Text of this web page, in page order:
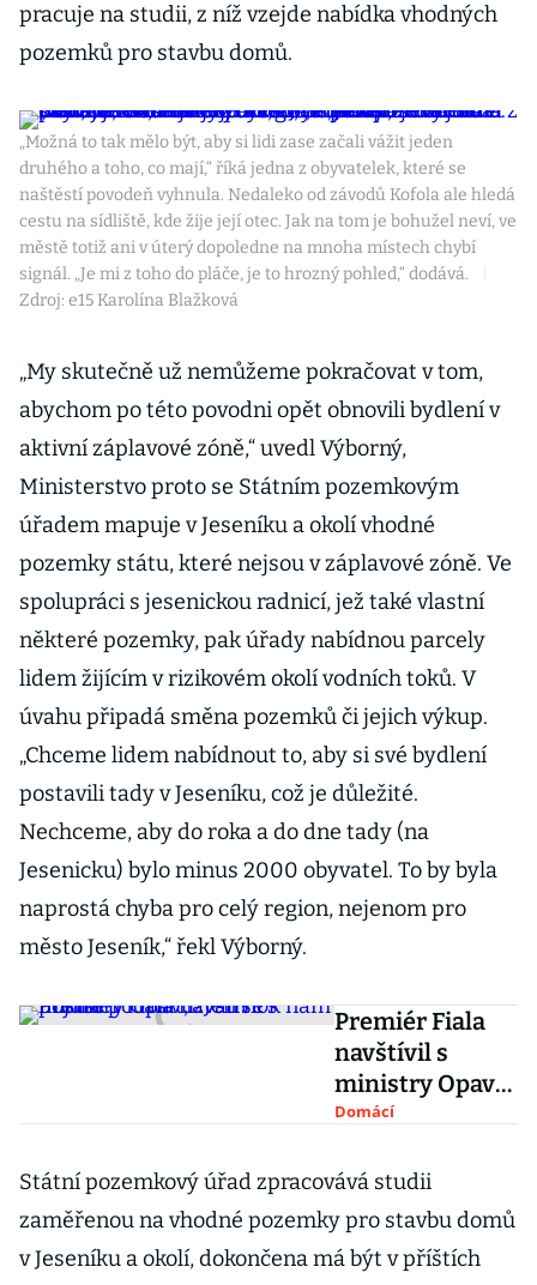
pracuje na studii, z níž vzejde nabídka vhodných
pozemků pro stavbu domů.
„Možná to tak mělo být, aby si lidi zase začali vážit jeden
druhého a toho, co mají,“ říká jedna z obyvatelek, které se
naštěstí povodeň vyhnula. Nedaleko od závodů Kofola ale hledá
cestu na sídliště, kde žije její otec. Jak na tom je bohužel neví, ve
městě totiž ani v úterý dopoledne na mnoha místech chybí
signál. „Je mi z toho do pláče, je to hrozný pohled,“ dodává.
Zdroj: e15 Karolína Blažková
„My skutečně už nemůžeme pokračovat v tom,
abychom po této povodni opět obnovili bydlení v
aktivní záplavové zóně,“ uvedl Výborný,
Ministerstvo proto se Státním pozemkovým
úřadem mapuje v Jeseníku a okolí vhodné
pozemky státu, které nejsou v záplavové zóně. Ve
spolupráci s jesenickou radnicí, jež také vlastní
některé pozemky, pak úřady nabídnou parcely
lidem žijícím v rizikovém okolí vodních toků. V
úvahu připadá směna pozemků či jejich výkup.
„Chceme lidem nabídnout to, aby si své bydlení
postavili tady v Jeseníku, což je důležité.
Nechceme, aby do roka a do dne tady (na
Jesenicku) bylo minus 2000 obyvatel. To by byla
naprostá chyba pro celý region, nejenom pro
město Jeseník,“ řekl Výborný.
Premiér Fiala
navštívil s
ministry Opavu.
Jen se k nám
zvali ho místní
Domácí
Státní pozemkový úřad zpracovává studii
zaměřenou na vhodné pozemky pro stavbu domů
v Jeseníku a okolí, dokončena má být v příštích